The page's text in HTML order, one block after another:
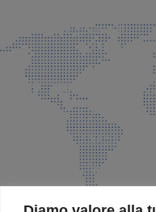
info@faeg.it
Via Padre Elzi,
035 525015
035 335037
info@faeg.it